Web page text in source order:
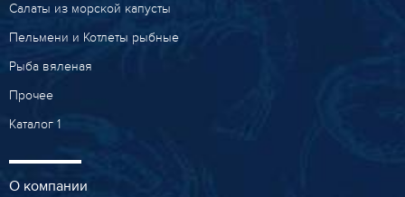
Салаты из морской капусты
Пельмени и Котлеты рыбные
Рыба вяленая
Прочее
Каталог 1
О компании